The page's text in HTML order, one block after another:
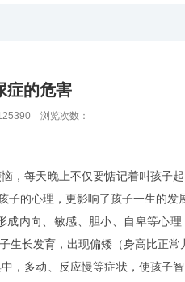
症的危害
浏览次数：
每天晚上不仅要惦记着叫孩子
的心理，更影响了孩子一生的发
向、敏感、胆小、自卑等心理
长发育，出现偏矮（身高比正常
，多动、反应慢等症状，使孩子